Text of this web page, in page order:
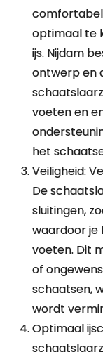
optimaal te
ijs. Nijdam
ontwerp en
voeten en
het
Veiligheid:
De
sluitingen,
waardoor je
voeten. Dit
of
schaatsen,
wordt
Optimaal